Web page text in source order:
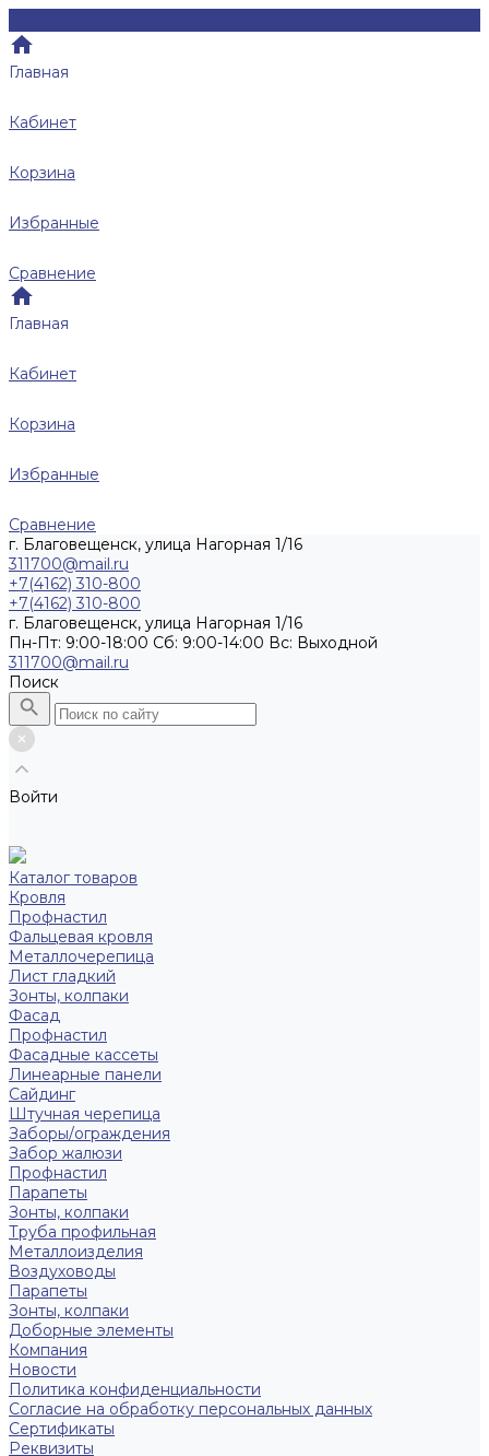
Главная
Кабинет
Корзина
Избранные
Сравнение
Главная
Кабинет
Корзина
Избранные
Сравнение
г. Благовещенск, улица Нагорная 1/16
311700@mail.ru
+7(4162) 310-800
+7(4162) 310-800
г. Благовещенск, улица Нагорная 1/16
Пн-Пт: 9:00-18:00 Cб: 9:00-14:00 Вс: Выходной
311700@mail.ru
Поиск
Войти
Каталог товаров
Кровля
Профнастил
Фальцевая кровля
Металлочерепица
Лист гладкий
Зонты, колпаки
Фасад
Профнастил
Фасадные кассеты
Линеарные панели
Сайдинг
Штучная черепица
Заборы/ограждения
Забор жалюзи
Профнастил
Парапеты
Зонты, колпаки
Труба профильная
Металлоизделия
Воздуховоды
Парапеты
Зонты, колпаки
Доборные элементы
Компания
Новости
Политика конфиденциальности
Согласие на обработку персональных данных
Сертификаты
Реквизиты